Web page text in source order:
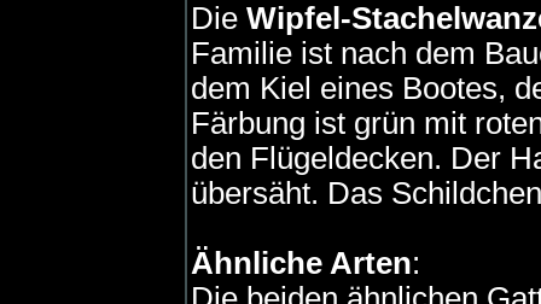
Die Wipfel-
Familie ist nach dem
dem Kiel eines Bootes,
Färbung ist grün mit
den Flügeldecken. Der
übersäht. Das
Ähnliche Arten: